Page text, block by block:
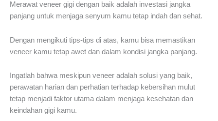
Merawat veneer gigi dengan baik adalah investasi jangka
panjang untuk menjaga senyum kamu tetap indah dan sehat.
Dengan mengikuti tips-tips di atas, kamu bisa memastikan
veneer kamu tetap awet dan dalam kondisi jangka panjang.
Ingatlah bahwa meskipun veneer adalah solusi yang baik,
perawatan harian dan perhatian terhadap kebersihan mulut
tetap menjadi faktor utama dalam menjaga kesehatan dan
keindahan gigi kamu.